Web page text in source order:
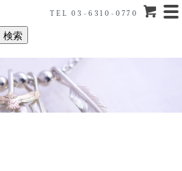
TEL 03-6310-0770